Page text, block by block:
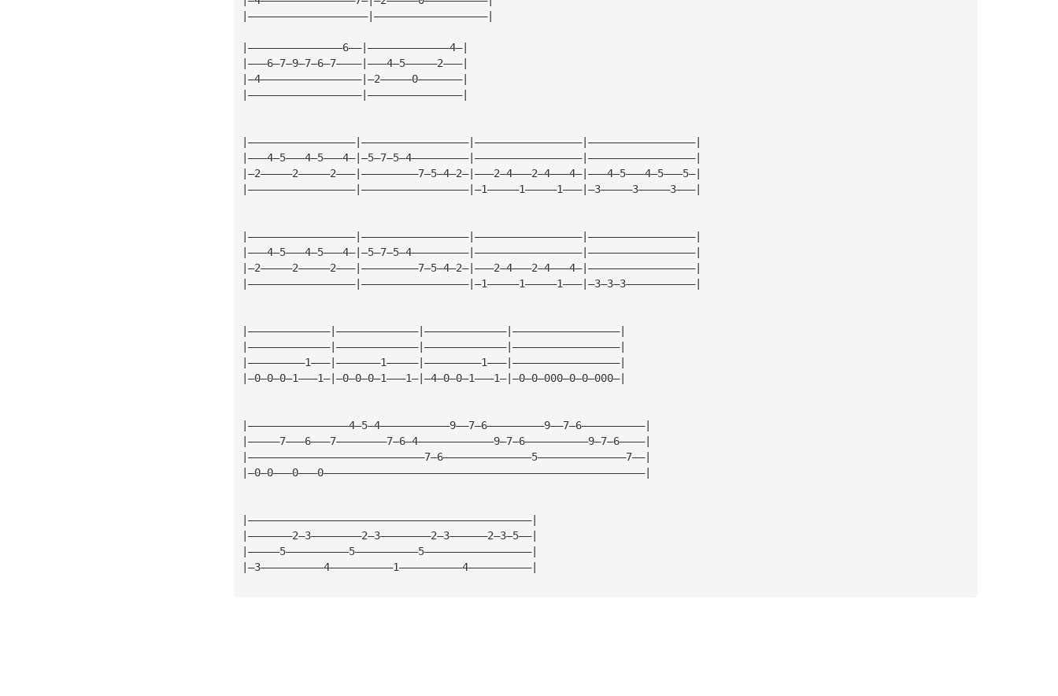
|———————————————————|——————————————————|
|———————————————6——|—————————————4—|
|———6—7—9—7—6—7————|———4—5—————2———|
|—4————————————————|—2—————0———————|
|——————————————————|———————————————|
|—————————————————|—————————————————|—————————————————|—————————————————|
|———4—5———4—5———4—|—5—7—5—4—————————|—————————————————|—————————————————|
|—2—————2—————2———|—————————7—5—4—2—|———2—4———2—4———4—|———4—5———4—5———5—|
|—————————————————|—————————————————|—1—————1—————1———|—3—————3—————3———|
|—————————————————|—————————————————|—————————————————|—————————————————|
|———4—5———4—5———4—|—5—7—5—4—————————|—————————————————|—————————————————|
|—2—————2—————2———|—————————7—5—4—2—|———2—4———2—4———4—|—————————————————|
|—————————————————|—————————————————|—1—————1—————1———|—3—3—3———————————|
|—————————————|—————————————|—————————————|—————————————————|
|—————————————|—————————————|—————————————|—————————————————|
|—————————1———|———————1—————|—————————1———|—————————————————|
|—0—0—0—1———1—|—0—0—0—1———1—|—4—0—0—1———1—|—0—0—000—0—0—000—|
|————————————————4—5—4———————————9——7—6—————————9——7—6——————————|
|—————7———6———7————————7—6—4————————————9—7—6——————————9—7—6————|
|————————————————————————————7—6——————————————5——————————————7——|
|—0—0———0———0———————————————————————————————————————————————————|
|—————————————————————————————————————————————|
|———————2—3————————2—3————————2—3——————2—3—5——|
|—————5——————————5——————————5—————————————————|
|—3——————————4——————————1——————————4——————————|